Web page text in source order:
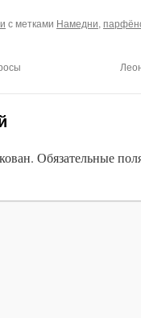
с метками Намедни,
Обязательные